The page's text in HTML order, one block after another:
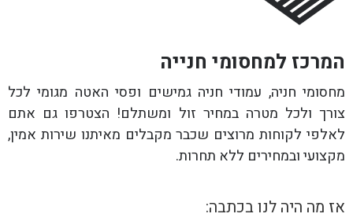
המרכז למחסומי חנייה
מחסומי חניה, עמודי חניה גמישים ופסי האטה מגומי לכל
צורך ולכל מטרה במחיר זול ומשתלם! הצטרפו גם אתם
לאלפי לקוחות מרוצים שכבר מקבלים מאיתנו שירות אמין,
מקצועי ובמחירים ללא תחרות.
אז מה היה לנו בכתבה: